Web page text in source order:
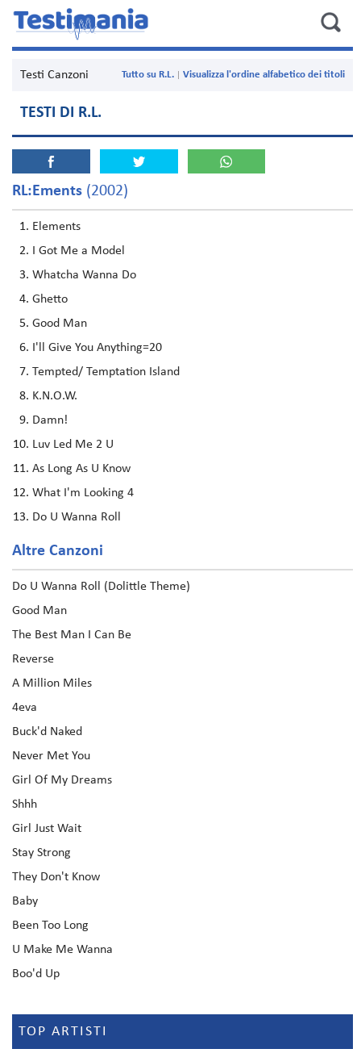
Testi Canzoni Visualizza l'ordine alfabetico dei titoli
Tutto su R.L.
TESTI DI R.L.
RL:Ements (2002)
Elements
I Got Me a Model
Whatcha Wanna Do
Ghetto
Good Man
I'll Give You Anything=20
Tempted/ Temptation Island
K.N.O.W.
Damn!
Luv Led Me 2 U
As Long As U Know
What I'm Looking 4
Do U Wanna Roll
Altre Canzoni
Do U Wanna Roll (Dolittle Theme)
Good Man
The Best Man I Can Be
Reverse
A Million Miles
4eva
Buck'd Naked
Never Met You
Girl Of My Dreams
Shhh
Girl Just Wait
Stay Strong
They Don't Know
Baby
Been Too Long
U Make Me Wanna
Boo'd Up
TOP ARTISTI